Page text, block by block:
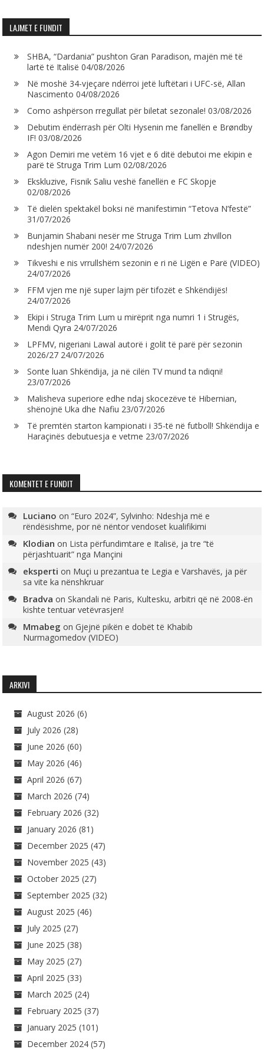
LAJMET E FUNDIT
SHBA, “Dardania” pushton Gran Paradison, majën më të
lartë të Italisë 04/08/2026
Në moshë 34-vjeçare ndërroi jetë luftëtari i UFC-së, Allan
Nascimento 04/08/2026
Como ashpërson rregullat për biletat sezonale! 03/08/2026
Debutim ëndërrash për Olti Hysenin me fanellën e Brøndby
IF! 03/08/2026
Agon Demiri me vetëm 16 vjet e 6 ditë debutoi me ekipin e
parë të Struga Trim Lum 02/08/2026
Ekskluzive, Fisnik Saliu veshë fanellën e FC Skopje
02/08/2026
Të dielën spektakël boksi në manifestimin “Tetova N’festë”
31/07/2026
Bunjamin Shabani nesër me Struga Trim Lum zhvillon
ndeshjen numër 200! 24/07/2026
Tikveshi e nis vrrullshëm sezonin e ri në Ligën e Parë (VIDEO)
24/07/2026
FFM vjen me një super lajm për tifozët e Shkëndijës!
24/07/2026
Ekipi i Struga Trim Lum u mirëprit nga numri 1 i Strugës,
Mendi Qyra 24/07/2026
LPFMV, nigeriani Lawal autorë i golit të parë për sezonin
2026/27 24/07/2026
Sonte luan Shkëndija, ja në cilën TV mund ta ndiqni!
23/07/2026
Malisheva superiore edhe ndaj skocezëve të Hibernian,
shënojnë Uka dhe Nafiu 23/07/2026
Të premtën starton kampionati i 35-të në futboll! Shkëndija e
Haraçinës debutuesja e vetme 23/07/2026
KOMENTET E FUNDIT
Luciano on“Euro 2024”, Sylvinho: Ndeshja më e
rëndësishme, por në nëntor vendoset kualifikimi
Klodian on Lista përfundimtare e Italisë, ja tre “të
përjashtuarit” nga Mançini
eksperti on Muçi u prezantua te Legia e Varshavës, ja për
sa vite ka nënshkruar
Bradva onSkandali në Paris, Kultesku, arbitri që në 2008-ën
kishte tentuar vetëvrasjen!
Mmabeg onGjejnë pikën e dobët të Khabib
Nurmagomedov (VIDEO)
ARKIVI
August 2026 (6)
July 2026 (28)
June 2026 (60)
May 2026 (46)
April 2026 (67)
March 2026 (74)
February 2026 (32)
January 2026 (81)
December 2025 (47)
November 2025 (43)
October 2025 (27)
September 2025 (32)
August 2025 (46)
July 2025 (27)
June 2025 (38)
May 2025 (27)
April 2025 (33)
March 2025 (24)
February 2025 (37)
January 2025 (101)
December 2024 (57)